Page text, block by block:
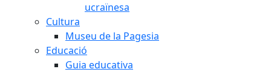
ucraïnesa
Cultura
Museu de la Pagesia
Educació
Guia educativa